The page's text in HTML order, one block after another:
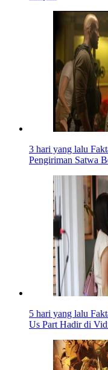
3 hari yang lalu
Pengiriman Satwa
5 hari yang lalu
Us Part Hadir di